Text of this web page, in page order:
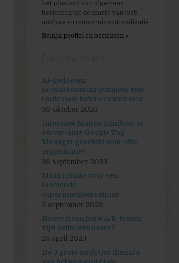
het plaatsen van algemene
berichten uit de markt van web
analyse en conversie optimalisatie
Bekijk profiel en berichten »
AI-gedreven
productomschrijvingen: een
route naar betere conversies
30 oktober 2023
Interview Matteo Zambon: Is
server-side Google Tag
Manager geschikt voor elke
organisatie?
26 september 2023
Maak ruimte voor een
bloeiende
experimenteercultuur
5 september 2023
Hoeveel van jouw A/B-testen
zijn echte winnaars?
25 april 2023
De 3 grote analytics thema’s